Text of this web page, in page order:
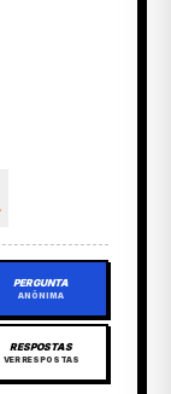
PERGUNTA
ANÔNIMA
RESPOSTAS
VER RESPOSTAS